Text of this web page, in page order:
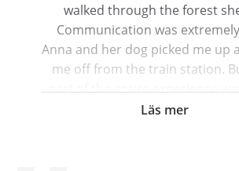
walked through the forest
Communication was
Anna and her dog picked me up
me off from the train station.
part of the entire experience
spend quality time with Anna, as
Läs mer